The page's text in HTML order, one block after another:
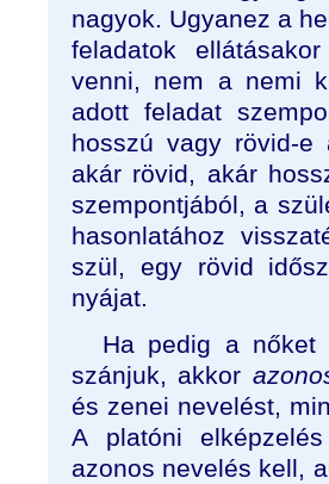
nagyok. Ugyanez a
feladatok
venni, nem a nemi
adott feladat
hosszú vagy rövid-
akár rövid, akár
szempontjából, a
hasonlatához
szül, egy rövid
nyájat.
Ha pedig a
szánjuk, akkor
és zenei nevelést,
A platóni
azonos nevelés kell,